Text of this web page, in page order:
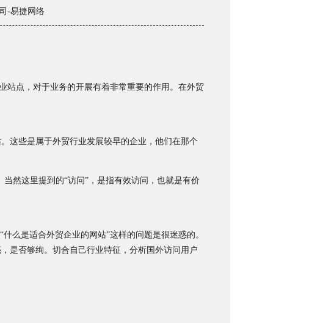
-易捷网络
站点，对于业务的开展有着非常重要的作用。在外贸
这些是属于外贸行业发展较早的企业，他们在那个
然这里提到的“访问”，是指有效访问，也就是有价
么是适合外贸企业的网站”这样的问题是很迷惑的。
是否够绚。切合自己行业特征，分析国外访问用户